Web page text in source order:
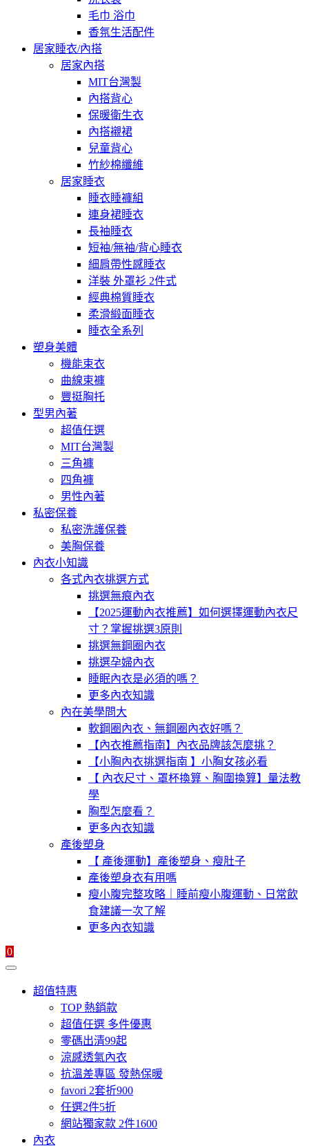
毛巾 浴巾
香氛生活配件
居家睡衣/內搭
居家內搭
MIT台灣製
內搭背心
保暖衛生衣
內搭襯裙
兒童背心
竹紗棉纖維
居家睡衣
睡衣睡褲組
連身裙睡衣
長袖睡衣
短袖/無袖/背心睡衣
細肩帶性感睡衣
洋裝 外罩衫 2件式
經典棉質睡衣
柔滑緞面睡衣
睡衣全系列
塑身美體
機能束衣
曲線束褲
豐挺胸托
型男內著
超值任選
MIT台灣製
三角褲
四角褲
男性內著
私密保養
私密洗護保養
美胸保養
內衣小知識
各式內衣挑選方式
挑選無痕內衣
【2025運動內衣推薦】如何選擇運動內衣尺
寸？掌握挑選3原則
挑選無鋼圈內衣
挑選孕婦內衣
睡眠內衣是必須的嗎？
更多內衣知識
內在美學問大
軟鋼圈內衣、無鋼圈內衣好嗎？
【內衣推薦指南】內衣品牌該怎麼挑？
【小胸內衣挑選指南 】小胸女孩必看
【 內衣尺寸、罩杯換算、胸圍換算】量法教
學
胸型怎麼看？
更多內衣知識
產後塑身
【 產後運動】產後塑身、瘦肚子
產後塑身衣有用嗎
瘦小腹完整攻略｜睡前瘦小腹運動、日常飲
食建議一次了解
更多內衣知識
0
超值特惠
TOP 熱銷款
超值任選 多件優惠
零碼出清99起
涼感透氣內衣
抗溫差專區 發熱保暖
favori 2套折900
任選2件5折
網站獨家款 2件1600
內衣